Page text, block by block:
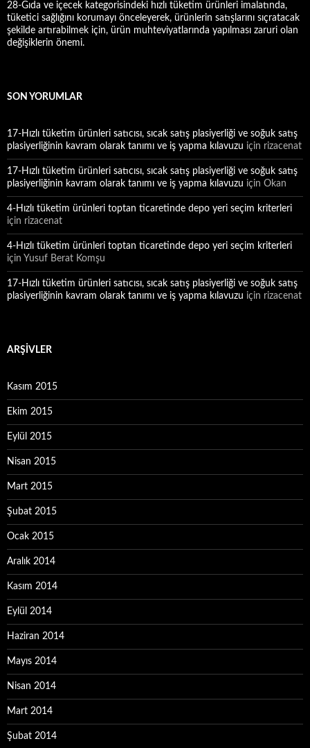
28-Gıda ve içecek kategorisindeki hızlı tüketim ürünleri imalatında,
tüketici sağlığını korumayı önceleyerek, ürünlerin satışlarını sıçratacak
şekilde artırabilmek için, ürün muhteviyatlarında yapılması zaruri olan
değişiklerin önemi.
SON YORUMLAR
17-Hızlı tüketim ürünleri satıcısı, sıcak satış plasiyerliği ve soğuk satış
plasiyerliğinin kavram olarak tanımı ve iş yapma kılavuzu için rizacenat
17-Hızlı tüketim ürünleri satıcısı, sıcak satış plasiyerliği ve soğuk satış
plasiyerliğinin kavram olarak tanımı ve iş yapma kılavuzu için Okan
4-Hızlı tüketim ürünleri toptan ticaretinde depo yeri seçim kriterleri
için rizacenat
4-Hızlı tüketim ürünleri toptan ticaretinde depo yeri seçim kriterleri
için Yusuf Berat Komşu
17-Hızlı tüketim ürünleri satıcısı, sıcak satış plasiyerliği ve soğuk satış
plasiyerliğinin kavram olarak tanımı ve iş yapma kılavuzu için rizacenat
ARŞIVLER
Kasım 2015
Ekim 2015
Eylül 2015
Nisan 2015
Mart 2015
Şubat 2015
Ocak 2015
Aralık 2014
Kasım 2014
Eylül 2014
Haziran 2014
Mayıs 2014
Nisan 2014
Mart 2014
Şubat 2014